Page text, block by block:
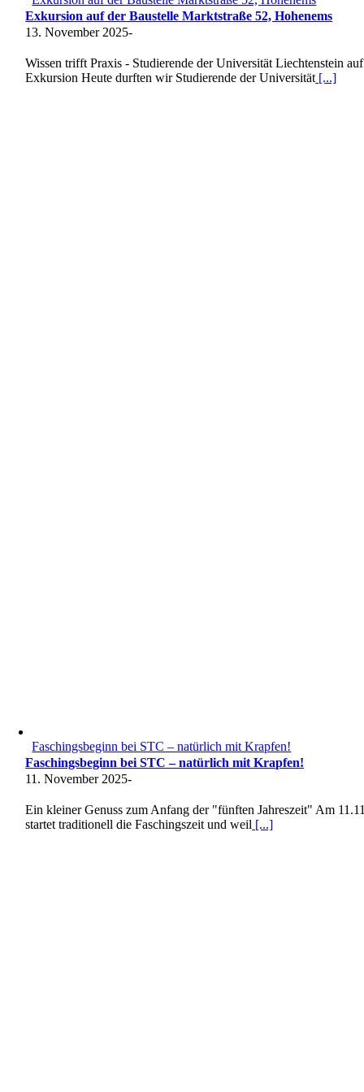
Exkursion auf der Baustelle Marktstraße 52, Hohenems
13. November 2025-
Wissen trifft Praxis - Studierende der Universität Liechtenstein auf
Exkursion Heute durften wir Studierende der Universität [...]
Faschingsbeginn bei STC – natürlich mit Krapfen!
Faschingsbeginn bei STC – natürlich mit Krapfen!
11. November 2025-
Ein kleiner Genuss zum Anfang der "fünften Jahreszeit" Am
startet traditionell die Faschingszeit und weil [...]